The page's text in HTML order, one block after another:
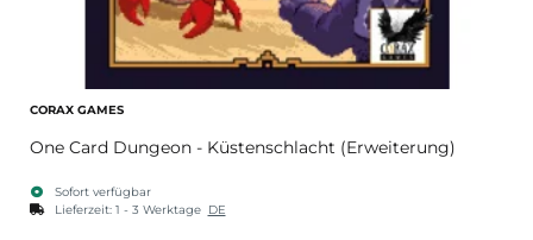
CORAX GAMES
One Card Dungeon - Küstenschlacht (Erweiterung)
Sofort verfügbar
Lieferzeit: 1 - 3 Werktage DE